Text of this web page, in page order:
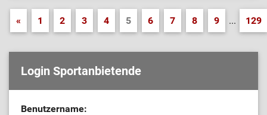
« 1 2 3 4 5 6 7 8 9 ... 129
Login Sportanbietende
Benutzername: